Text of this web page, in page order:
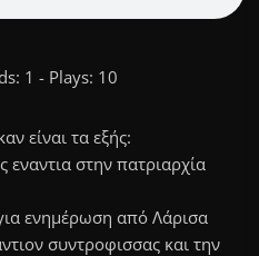
1 - Plays: 10
είναι τα εξής:
εναντια στην πατριαρχία
ενημέρωση από Λάρισα
συντροφισσας και την